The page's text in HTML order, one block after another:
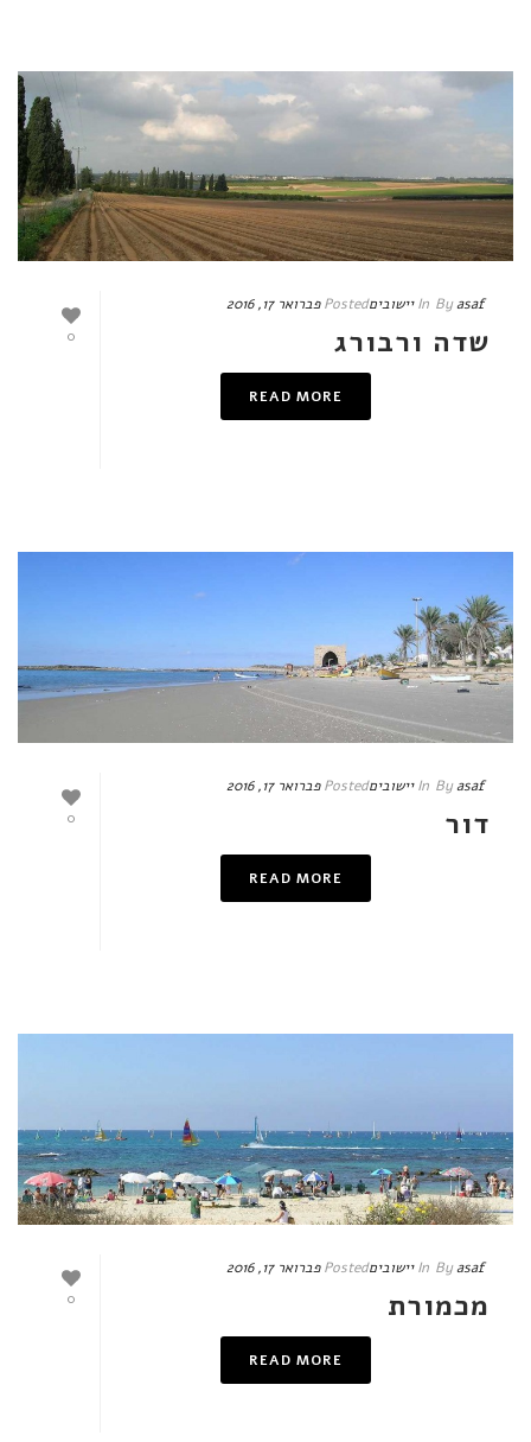
0
Byasaf
In יישוביםPosted פברואר 17, 2016
שדה ורבורג
READ MORE
0
Byasaf
In יישוביםPosted פברואר 17, 2016
דור
READ MORE
0
Byasaf
In יישוביםPosted פברואר 17, 2016
מכמורת
READ MORE